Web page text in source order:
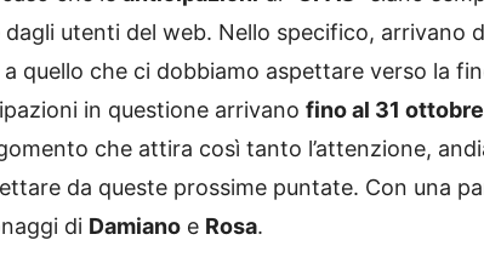
utenti del web. Nello specifico, arrivano
quello che ci dobbiamo aspettare verso la
in questione arrivano fino al 31 ottobre
che attira così tanto l’attenzione,
da queste prossime puntate. Con una
di Damiano e Rosa.